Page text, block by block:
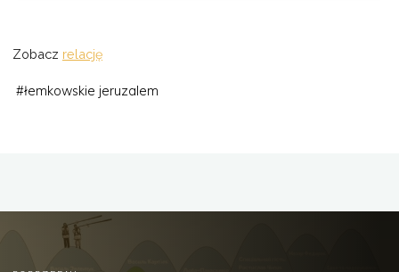
Zobacz relację
#łemkowskie jeruzalem